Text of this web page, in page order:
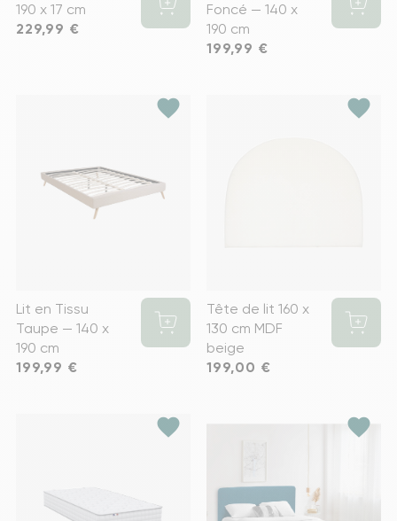
190 x 17 cm
Prix
229,99 €
Foncé — 140 x
190 cm
Prix
199,99 €
favorite
Lit en Tissu
Taupe — 140 x
190 cm
Prix
199,99 €
favorite
Tête de lit 160 x
130 cm MDF
beige
Prix
199,00 €
favorite favorite